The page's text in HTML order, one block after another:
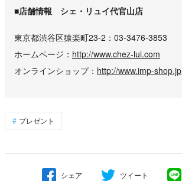
■店舗情報 シェ・リュイ代官山店
東京都渋谷区猿楽町23-2
03-3476-3853
ホームページ
http://www.chez-lui.com
オンラインショップ
http://www.imp-shop.jp
プレゼント
シェア ツイート